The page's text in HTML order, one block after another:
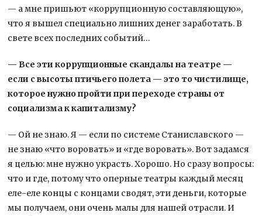
— а мне пришьют «коррупционную составляющую»,
что я вышел специально лишних денег заработать. В
свете всех последних событий…
— Все эти коррупционные скандалы на театре —
если с высоты птичьего полета — это то чистилище,
которое нужно пройти при переходе страны от
социализма к капитализму?
— Ой не знаю. Я — если по системе Станиславского —
не знаю «что воровать» и «где воровать». Вот задамся
я целью: мне нужно украсть. Хорошо. Но сразу вопросы:
что и где, потому что оперные театры каждый месяц
еле-еле концы с концами сводят, эти деньги, которые
мы получаем, они очень малы для нашей отрасли. И